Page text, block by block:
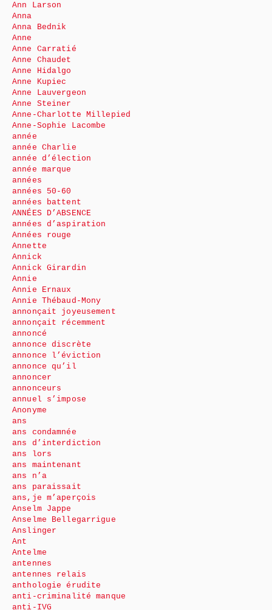
Ann Larson
Anna
Anna Bednik
Anne
Anne Carratié
Anne Chaudet
Anne Hidalgo
Anne Kupiec
Anne Lauvergeon
Anne Steiner
Anne-Charlotte Millepied
Anne-Sophie Lacombe
année
année Charlie
année d’élection
année marque
années
années 50-60
années battent
ANNÉES D’ABSENCE
années d’aspiration
Années rouge
Annette
Annick
Annick Girardin
Annie
Annie Ernaux
Annie Thébaud-Mony
annonçait joyeusement
annonçait récemment
annoncé
annonce discrète
annonce l’éviction
annonce qu’il
annoncer
annonceurs
annuel s’impose
Anonyme
ans
ans condamnée
ans d’interdiction
ans lors
ans maintenant
ans n’a
ans paraissait
ans,je m’aperçois
Anselm Jappe
Anselme Bellegarrigue
Anslinger
Ant
Antelme
antennes
antennes relais
anthologie érudite
anti-criminalité manque
anti-IVG